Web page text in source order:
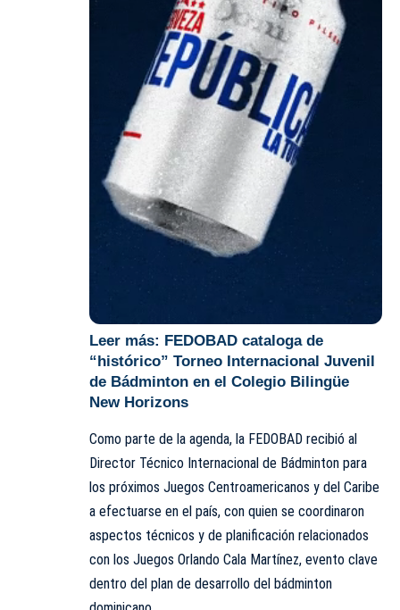
Leer más: FEDOBAD cataloga de
“histórico” Torneo Internacional Juvenil
de Bádminton en el Colegio Bilingüe
New Horizons
Como parte de la agenda, la FEDOBAD recibió al
Director Técnico Internacional de Bádminton para
los próximos Juegos Centroamericanos y del Caribe
a efectuarse en el país, con quien se coordinaron
aspectos técnicos y de planificación relacionados
con los Juegos Orlando Cala Martínez, evento clave
dentro del plan de desarrollo del bádminton